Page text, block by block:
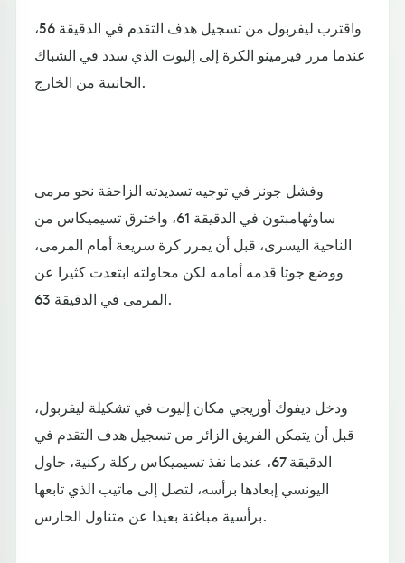
واقترب ليفربول من تسجيل هدف التقدم في الدقيقة 56،
عندما مرر فيرمينو الكرة إلى إليوت الذي سدد في الشباك
الجانبية من الخارج.
وفشل جونز في توجيه تسديدته الزاحفة نحو مرمى
ساوثهامبتون في الدقيقة 61، واخترق تسيميكاس من
الناحية اليسرى، قبل أن يمرر كرة سريعة أمام المرمى،
ووضع جوتا قدمه أمامه لكن محاولته ابتعدت كثيرا عن
المرمى في الدقيقة 63.
ودخل ديفوك أوريجي مكان إليوت في تشكيلة ليفربول،
قبل أن يتمكن الفريق الزائر من تسجيل هدف التقدم في
الدقيقة 67، عندما نفذ تسيميكاس ركلة ركنية، حاول
اليونسي إبعادها برأسه، لتصل إلى ماتيب الذي تابعها
برأسية مباغتة بعيدا عن متناول الحارس.